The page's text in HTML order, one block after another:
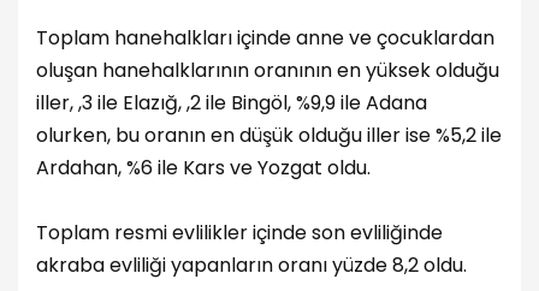
Toplam hanehalkları içinde anne ve çocuklardan
oluşan hanehalklarının oranının en yüksek olduğu
iller, ,3 ile Elazığ, ,2 ile Bingöl, %9,9 ile Adana
olurken, bu oranın en düşük olduğu iller ise %5,2 ile
Ardahan, %6 ile Kars ve Yozgat oldu.
Toplam resmi evlilikler içinde son evliliğinde
akraba evliliği yapanların oranı yüzde 8,2 oldu.